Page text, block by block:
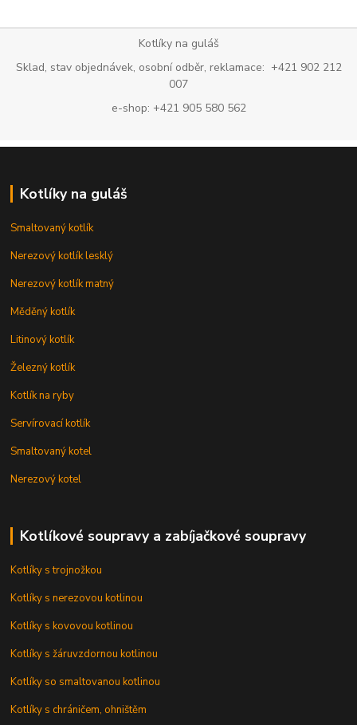
Kotlíky na guláš
Sklad, stav objednávek, osobní odběr, reklamace: +421 902 212
007
e-shop: +421 905 580 562
Kotlíky na guláš
Smaltovaný kotlík
Nerezový kotlík lesklý
Nerezový kotlík matný
Měděný kotlík
Litinový kotlík
Železný kotlík
Kotlík na ryby
Servírovací kotlík
Smaltovaný kotel
Nerezový kotel
Kotlíkové soupravy a zabíjačkové soupravy
Kotlíky s trojnožkou
Kotlíky s nerezovou kotlinou
Kotlíky s kovovou kotlinou
Kotlíky s žáruvzdornou kotlinou
Kotlíky so smaltovanou kotlinou
Kotlíky s chráničem, ohništěm